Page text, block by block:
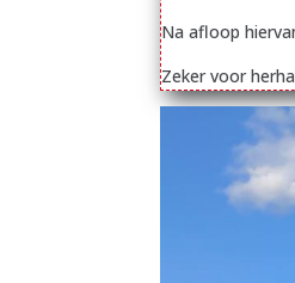
Na afloop
Zeker voor